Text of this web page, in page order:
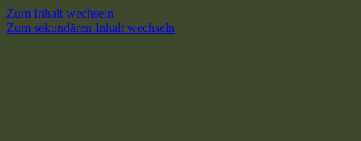
Zum Inhalt wechseln
Zum sekundären Inhalt wechseln